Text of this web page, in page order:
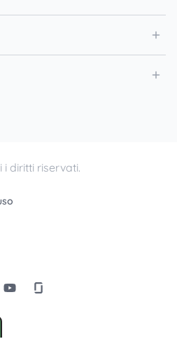
i diritti riservati.